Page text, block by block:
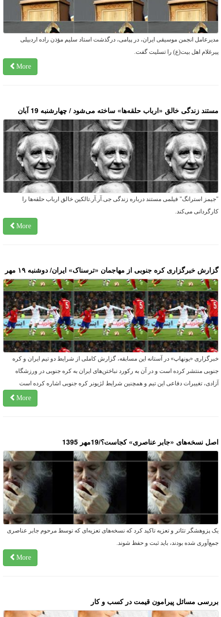
انجمن موسیقی ایران، در پیامی، درگذشت استاد سلیم مؤذن راده اردبیلی
اهل بیت(ع) را تسلیت گفت.
More
زندگی خالق «ارباب حلقه‌ها» ساخته می‌شود / چهارشنبه 19 آبان
استرانگ" فیلمی مستند درباره زندگی جی.آر.آر.تالکین خالق ارباب حلقه‌ها را
می‌کند.
More
خبرگزاری کره جنوبی از مهاجمان «ترسناک» ایران/ دوشنبه ۱۹ مهر
«یونهاپ» در آستانه این مسابقه، گزارش کاملی از شرایط دو تیم ایران و کره
منتشر کرده است و در آن به رکورد نباختن‌های ایران به کره جنوبی در ورزشگاه
تغییرات دفاعی این تیم و همچنین شرایط لژیونر کره جنوبی اشاره کرده است
More
نسخه‌های «جابر عناصری» کجاست؟/19مهر 1395
پزوهشگر تئاتر و تعزیه تاکید کرد که نسخه‌های تعزیه‌ای که توسط مرحوم جابر عناصری
شده بودند، باید ثبت و حفظ شوند.
More
مسائل پیرامون قیمت در کسب و کار